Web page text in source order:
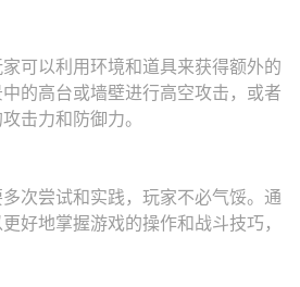
可以利用环境和道具来获得额外的
的高台或墙壁进行高空攻击，或者
击力和防御力。
次尝试和实践，玩家不必气馁。通
好地掌握游戏的操作和战斗技巧，